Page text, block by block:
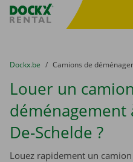
sitename
You are here:
du
Dockx.be to
Camions de
Louer un
déménagement
De-Schelde ?
Louez rapidement un